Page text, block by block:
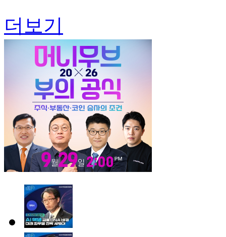
더보기